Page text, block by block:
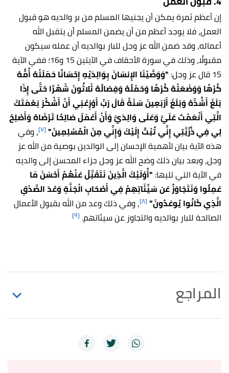
إن أعظم ثمرة يمكن أن يجنيها المسلم من بر والديه هو قبول
العمل، فلا يوجد أعظم من أن يضمن المسلم أن يتقبل الله
أعماله، وقد ضمن الله عز وجل للبار بوالديه أن عمله سيكون
مقبولًا، وذلك في سورة الأحقاف في الآيتين 15 و16؛ ففي الآية
15 قال عز وجل:
"وَوَصَّيْنَا الإِنسَانَ بِوَالِدَيْهِ إِحْسَانًا حَمَلَتْهُ أُمُّهُ
كُرْهًا وَوَضَعَتْهُ كُرْهًا وَحَمْلُهُ وَفِصَالُهُ ثَلاثُونَ شَهْرًا حَتَّى إِذَا
بَلَغَ أَشُدَّهُ وَبَلَغَ أَرْبَعِينَ سَنَةً قَالَ رَبِّ أَوْزِعْنِي أَنْ أَشْكُرَ نِعْمَتَكَ
الَّتِي أَنْعَمْتَ عَلَيَّ وَعَلَى وَالِدَيَّ وَأَنْ أَعْمَلَ صَالِحًا تَرْضَاهُ وَأَصْلِحْ
لِي فِي ذُرِّيَّتِي إِنِّي تُبْتُ إِلَيْكَ وَإِنِّي مِنَ الْمُسْلِمِينَ" [٧] ، وفي
هذه الآية بيان لأهمية الإحسان إلى الوالدين بوصية من الله عز
وجل، وبعد بيان ذلك وضح الله عز وجل جزاء المحسن إلى والديه
في الآية التي تليها: "أُوْلَئِكَ الَّذِينَ نَتَقَبَّلُ عَنْهُمْ أَحْسَنَ مَا
عَمِلُوا وَنَتَجَاوَزُ عَن سَيِّئَاتِهِمْ فِي أَصْحَابِ الْجَنَّةِ وَعْدَ الصِّدْقِ
الَّذِي كَانُوا يُوعَدُونَ" [٨] ، وفي ذلك وعد من الله بقبول الأعمال
الصالحة للبار بوالديه والتجاوز عن سيئاتهم. [٩]
المراجع
رواه مسلم، في صحيح مسلم، عن أنس بن مالك،